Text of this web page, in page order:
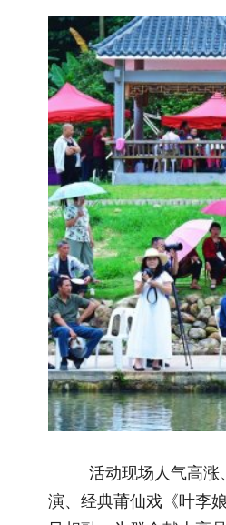
活动现场人气高涨、氛围
演、经典莆仙戏《叶李娘》选
风相融，为群众献上高品质文化